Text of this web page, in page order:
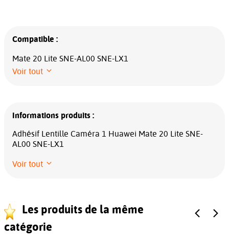
Compatible :
Mate 20 Lite SNE-AL00 SNE-LX1
Voir tout
Informations produits :
Adhésif Lentille Caméra 1 Huawei Mate 20 Lite SNE-
AL00 SNE-LX1
Voir tout
Les produits de la même
catégorie